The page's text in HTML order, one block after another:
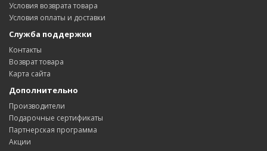
Условия возврата товара
Условия оплаты и доставки
Служба поддержки
Контакты
Возврат товара
Карта сайта
Дополнительно
Производители
Подарочные сертификаты
Партнерская программа
Акции